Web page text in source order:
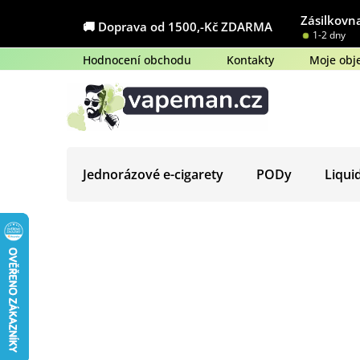
obsah
🚚 Doprava od 1500,-Kč ZDARMA
1-2 dny
Hodnocení obchodu Kontakty Moje
Jednorázové e-cigarety PODy